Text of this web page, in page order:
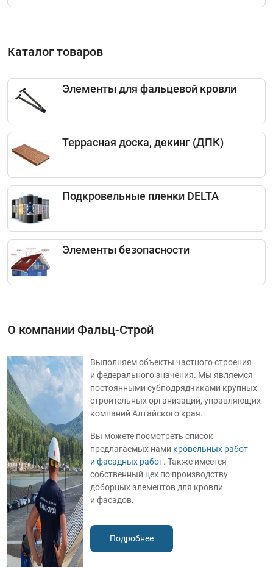
Каталог товаров
Элементы для фальцевой кровли
Террасная доска, декинг (ДПК)
Подкровельные пленки DELTA
Элементы безопасности
О компании Фальц-Строй
Выполняем объекты частного строения
и федерального значения. Мы являемся
постоянными субподрядчиками крупных
строительных организаций, управляющих
компаний Алтайского края.
Вы можете посмотреть список
предлагаемых нами кровельных работ
и фасадных работ. Также имеется
собственный цех по производству
доборных элементов для кровли
и фасадов.
Подробнее